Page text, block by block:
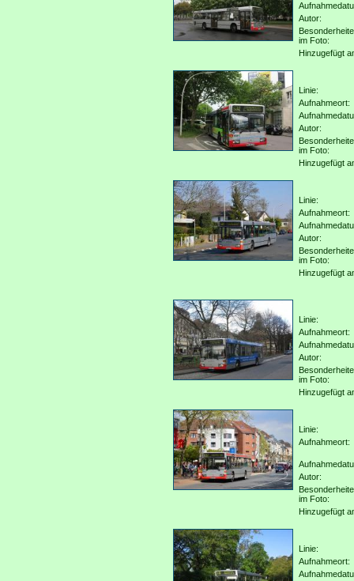
Autor:
im Foto:
Hinzugefügt
Linie:
Aufnahmeort:
Autor:
im Foto:
Hinzugefügt
Linie:
Aufnahmeort:
Autor:
im Foto:
Hinzugefügt
Linie:
Aufnahmeort:
Autor:
im Foto:
Hinzugefügt
Linie:
Aufnahmeort:
Autor:
im Foto:
Hinzugefügt
Linie:
Aufnahmeort: